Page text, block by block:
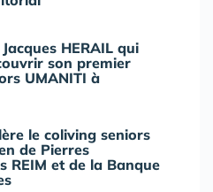
HERAIL qui
son premier
UMANITI à
le coliving seniors
de Pierres
REIM et de la Banque